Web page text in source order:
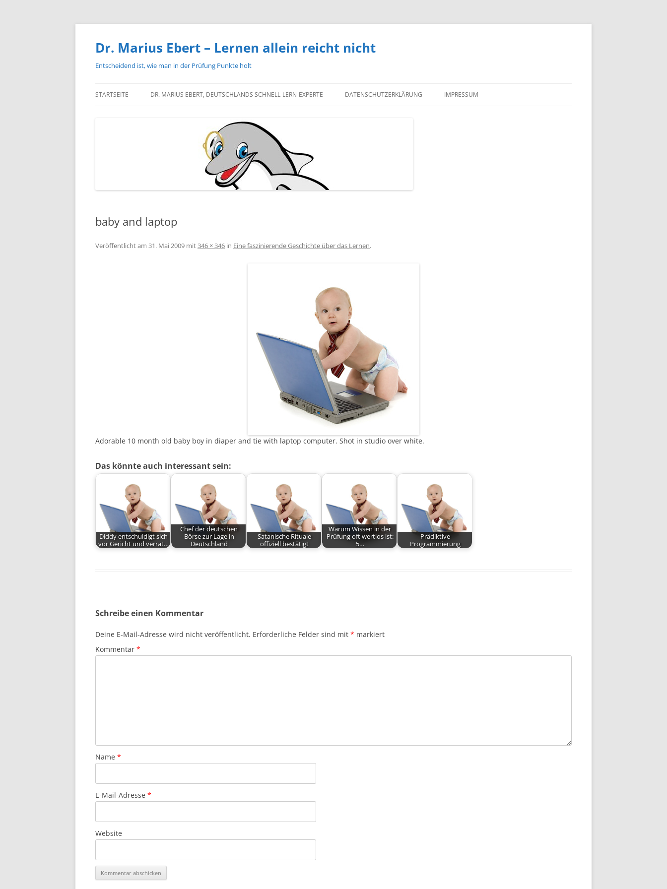
Zum
Dr. Marius Ebert – Lernen allein reicht nicht
Entscheidend ist, wie man in der Prüfung Punkte holt
STARTSEITE DR. MARIUS EBERT, DEUTSCHLANDS SCHNELL-LERN-EXPERTE DATENSCHUTZERKLÄRUNG IMPRESSUM
baby and laptop
Veröffentlicht am 31. Mai 2009 mit346 × 346 in Eine faszinierende Geschichte über das Lernen.
Adorable 10 month old baby boy in diaper and tie with laptop computer. Shot in studio over white.
Das könnte auch interessant sein:
Diddy entschuldigt sich
vor Gericht und verrät…
Chef der deutschen
Börse zur Lage in
Deutschland
Satanische Rituale
offiziell bestätigt
Warum Wissen in der
Prüfung oft wertlos ist:
5…
Prädiktive
Programmierung
Schreibe einen Kommentar
Deine E-Mail-Adresse wird nicht veröffentlicht. Erforderliche Felder sind mit * markiert
Kommentar *
Name *
E-Mail-Adresse *
Website